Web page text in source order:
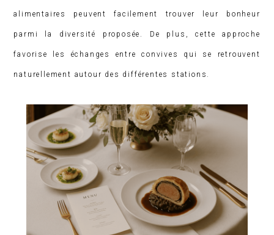
alimentaires peuvent facilement trouver leur bonheur
parmi la diversité proposée. De plus, cette approche
favorise les échanges entre convives qui se retrouvent
naturellement autour des différentes stations.